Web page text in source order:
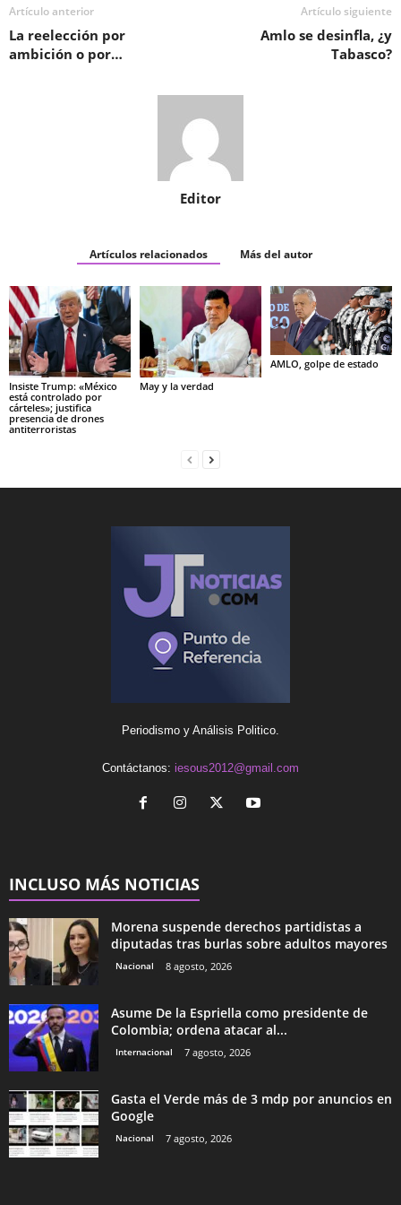
Artículo anterior
La reelección por
ambición o por…
Artículo siguiente
Amlo se desinfla, ¿y
Tabasco?
Editor
Artículos relacionados Más del autor
Insiste Trump: «México
está controlado por
cárteles»; justifica
presencia de drones
antiterroristas
May y la verdad
AMLO, golpe de estado
Periodismo y Análisis Politico.
Contáctanos: iesous2012@gmail.com
INCLUSO MÁS NOTICIAS
Morena suspende derechos partidistas a
diputadas tras burlas sobre adultos mayores
Nacional 8 agosto, 2026
Asume De la Espriella como presidente de
Colombia; ordena atacar al...
Internacional 7 agosto, 2026
Gasta el Verde más de 3 mdp por anuncios en
Google
Nacional 7 agosto, 2026